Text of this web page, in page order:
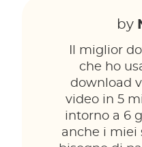
by
Il miglior
che ho
download
video in 5
intorno a 6
anche i miei